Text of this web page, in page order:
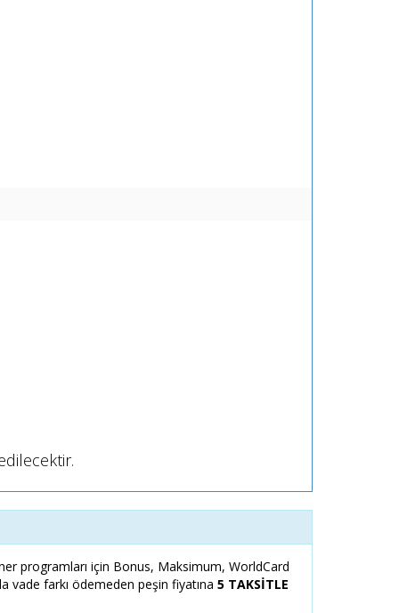
programları için Bonus, Maksimum, WorldCard
vade farkı ödemeden peşin fiyatına 5 TAKSİTLE